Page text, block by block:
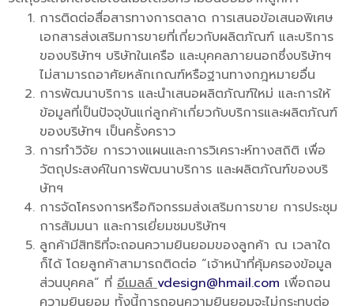
การติดต่อสื่อสารทางการตลาด การเสนอข้อเสนอพิเศษ
เอกสารส่งเสริมการขายที่เกี่ยวกับผลิตภัณฑ์ และบริการ
ของบริษัทฯ บริษัทในเครือ และบุคคลภายนอกซึ่งบริษัทฯ
ไม่สามารถอาศัยหลักเกณฑ์หรือฐานทางกฎหมายอื่น
การพัฒนาบริการ และนำเสนอผลิตภัณฑ์ใหม่ และการให้
ข้อมูลที่เป็นปัจจุบันแก่ลูกค้าเกี่ยวกับบริการและผลิตภัณฑ์
ของบริษัทฯ เป็นครั้งคราว
การทำวิจัย การวางแผนและการวิเคราะห์ทางสถิติ เพื่อ
วัตถุประสงค์ในการพัฒนาบริการ และผลิตภัณฑ์ของบริ
ษัทฯ
การจัดโครงการหรือกิจกรรมส่งเสริมการขาย การประชุม
การสัมมนา และการเยี่ยมชมบริษัทฯ
ลูกค้ามีสิทธิที่จะถอนความยินยอมของลูกค้า ณ เวลาใด
ก็ได้ โดยลูกค้าสามารถติดต่อ “เจ้าหน้าที่คุ้มครองข้อมูล
ส่วนบุคคล” ที่ อีเมลล์ vdesign@hmail.com เพื่อถอน
ความยินยอม ทั้งนี้การถอนความยินยอมจะไม่กระทบต่อ